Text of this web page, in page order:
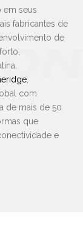
em seus
fabricantes de
de
com
de mais de 50
que
e